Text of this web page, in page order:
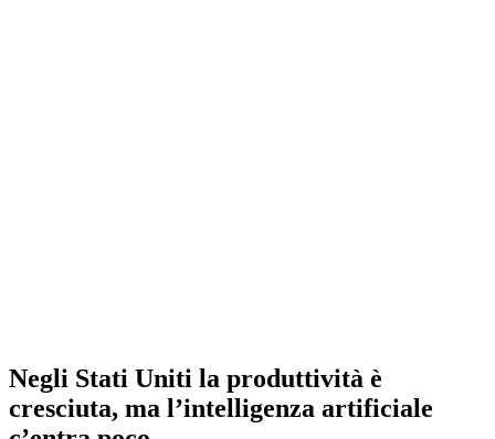
Negli Stati Uniti la produttività è
cresciuta, ma l’intelligenza artificiale